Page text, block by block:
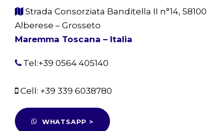
Strada Consorziata Banditella II n°14, 58100
Alberese – Grosseto
Maremma Toscana – Italia
Tel:+39 0564 405140
Cell: +39 339 6038780
WHATSAPP >